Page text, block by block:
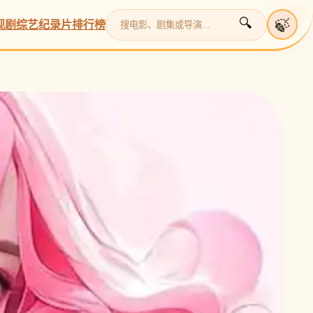
剧综艺纪录片排行榜 🔍 🍃更新
更新
更新
更新
更新